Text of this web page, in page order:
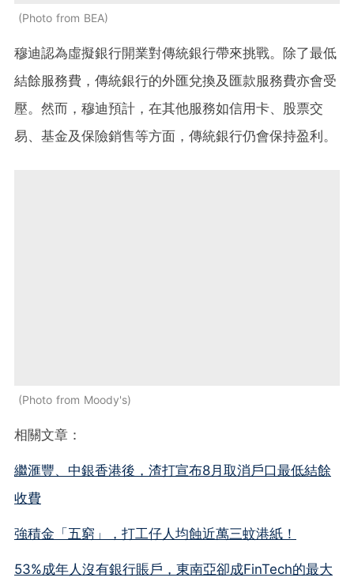
Photo from BEA
穆迪認為虛擬銀行開業對傳統銀行帶來挑戰。除了最低
結餘服務費，傳統銀行的外匯兌換及匯款服務費亦會受
壓。然而，穆迪預計，在其他服務如信用卡、股票交
易、基金及保險銷售等方面，傳統銀行仍會保持盈利。
Photo from Moody's
相關文章：
繼滙豐、中銀香港後，渣打宣布8月取消戶口最低結餘
收費
強積金「五窮」，打工仔人均蝕近萬三蚊港紙！
53%成年人沒有銀行賬戶，東南亞卻成FinTech的最大